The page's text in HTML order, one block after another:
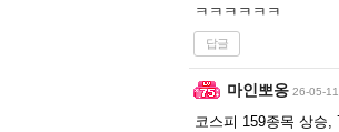
ㅋㅋㅋㅋㅋㅋ
답글
마인뽀옹 26-05-
코스피 159종목 상승